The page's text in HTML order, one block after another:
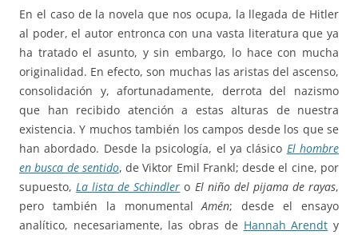
En el caso de la novela que nos ocupa, la llegada de Hitler
al poder, el autor entronca con una vasta literatura que ya
ha tratado el asunto, y sin embargo, lo hace con mucha
originalidad. En efecto, son muchas las aristas del ascenso,
consolidación y, afortunadamente, derrota del nazismo
que han recibido atención a estas alturas de nuestra
existencia. Y muchos también los campos desde los que se
han abordado. Desde la psicología, el ya clásico El hombre
en busca de sentido, de Viktor Emil Frankl; desde el cine, por
supuesto, La lista de Schindler o El niño del pijama de rayas,
pero también la monumentalAmén; desde el ensayo
analítico, necesariamente, las obras de Hannah Arendt y